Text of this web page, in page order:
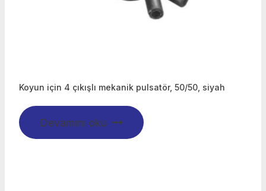
Koyun için 4 çıkışlı mekanik pulsatör, 50/50, siyah
Devamını oku